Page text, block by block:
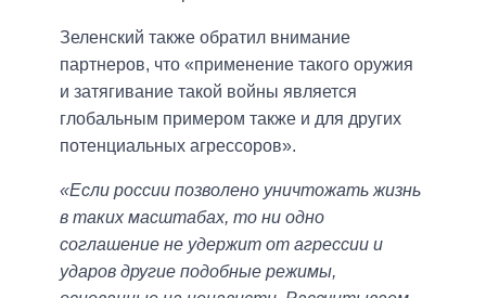
Зеленский также обратил внимание
партнеров, что «применение такого оружия
и затягивание такой войны является
глобальным примером также и для других
потенциальных агрессоров».
«Если россии позволено уничтожать жизнь
в таких масштабах, то ни одно
соглашение не удержит от агрессии и
ударов другие подобные режимы,